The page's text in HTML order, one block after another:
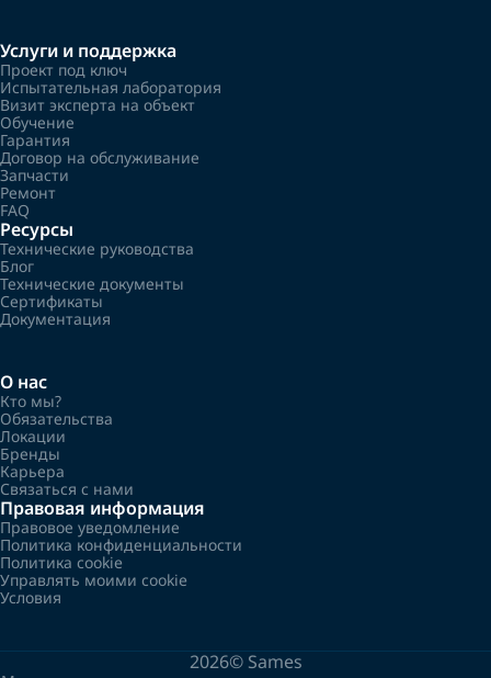
Услуги и поддержка
Проект под ключ
Испытательная лаборатория
Визит эксперта на объект
Обучение
Гарантия
Договор на обслуживание
Запчасти
Ремонт
FAQ
Ресурсы
Технические руководства
Блог
Технические документы
Сертификаты
Документация
О нас
Кто мы?
Обязательства
Локации
Бренды
Карьера
Связаться с нами
Правовая информация
Правовое уведомление
Политика конфиденциальности
Политика cookie
Управлять моими cookie
Условия
2026© Sames